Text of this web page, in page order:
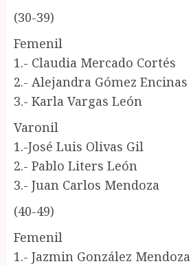
(30-39)
Femenil
1.- Claudia Mercado Cortés
2.- Alejandra Gómez Encinas
3.- Karla Vargas León
Varonil
1.-José Luis Olivas Gil
2.- Pablo Liters León
3.- Juan Carlos Mendoza
(40-49)
Femenil
1.- Jazmin González Mendoza